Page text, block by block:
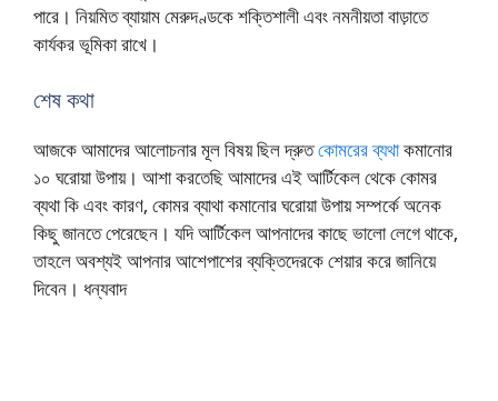
পারে। নিয়মিত ব্যায়াম মেরুদণ্ডকে শক্তিশালী এবং নমনীয়তা বাড়াতে
কার্যকর ভূমিকা রাখে।
শেষ কথা
আজকে আমাদের আলোচনার মূল বিষয় ছিল দ্রুতকোমরের ব্যথাকমানোর
১০ ঘরোয়া উপায়। আশা করতেছি আমাদের এই আর্টিকেল থেকে কোমর
ব্যথা কি এবং কারণ, কোমর ব্যাথা কমানোর ঘরোয়া উপায় সম্পর্কে অনেক
কিছু জানতে পেরেছেন। যদি আর্টিকেল আপনাদের কাছে ভালো লেগে থাকে,
তাহলে অবশ্যই আপনার আশেপাশের ব্যক্তিদেরকে শেয়ার করে জানিয়ে
দিবেন। ধন্যবাদ